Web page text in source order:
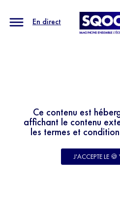
En direct
Ce contenu est
affichant le contenu
les termes et
J'ACCEPTE LE